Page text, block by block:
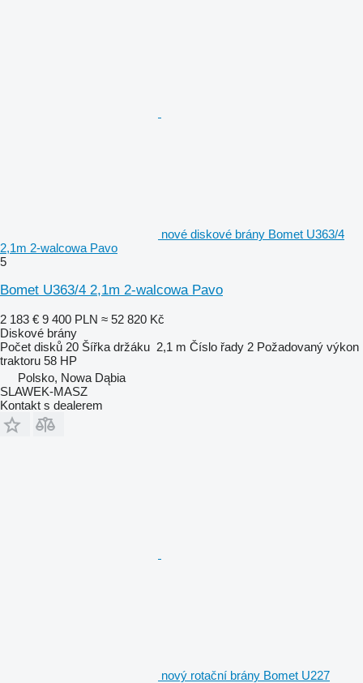
nové diskové brány Bomet U363/4
2,1m 2-walcowa Pavo
5
Bomet U363/4 2,1m 2-walcowa Pavo
2 183 € 9 400 PLN ≈ 52 820 Kč
Diskové brány
Počet disků 20 Šířka držáku 2,1 m Číslo řady 2 Požadovaný výkon
traktoru 58 HP
Polsko, Nowa Dąbia
SLAWEK-MASZ
Kontakt s dealerem
nový rotační brány Bomet U227